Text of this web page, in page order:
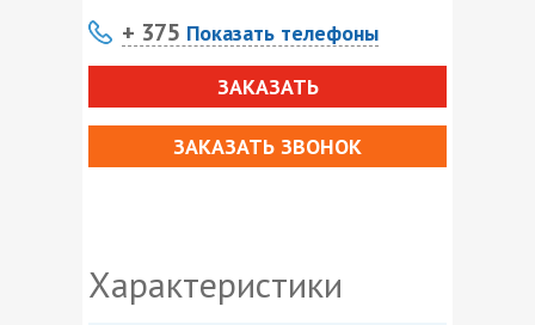
+ 375 Показать телефоны
ЗАКАЗАТЬ
ЗАКАЗАТЬ ЗВОНОК
Характеристики